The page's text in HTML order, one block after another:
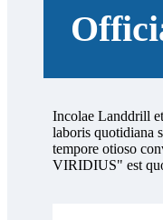
Incolae Landdrill
laboris quotidiana
tempore otioso
VIRIDIUS" est